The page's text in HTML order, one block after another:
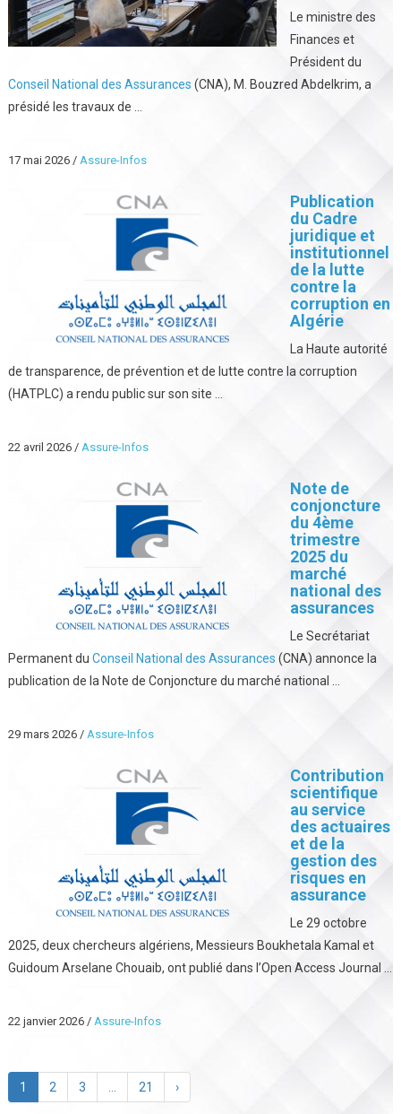
Le ministre des
Finances et
Président du
Conseil National des Assurances (CNA), M. Bouzred Abdelkrim, a
présidé les travaux de ...
17 mai 2026/ Assure-Infos
Publication
du Cadre
juridique et
institutionnel
de la lutte
contre la
corruption en
Algérie
La Haute autorité
de transparence, de prévention et de lutte contre la corruption
(HATPLC) a rendu public sur son site ...
22 avril 2026/ Assure-Infos
Note de
conjoncture
du 4ème
trimestre
2025 du
marché
national des
assurances
Le Secrétariat
Permanent du Conseil National des Assurances (CNA) annonce la
publication de la Note de Conjoncture du marché national ...
29 mars 2026/ Assure-Infos
Contribution
scientifique
au service
des actuaires
et de la
gestion des
risques en
assurance
Le 29 octobre
2025, deux chercheurs algériens, Messieurs Boukhetala Kamal et
Guidoum Arselane Chouaib, ont publié dans l’Open Access Journal ...
22 janvier 2026/ Assure-Infos
1 2 3 21 ›